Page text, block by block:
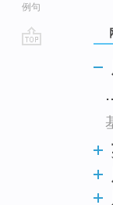
例句